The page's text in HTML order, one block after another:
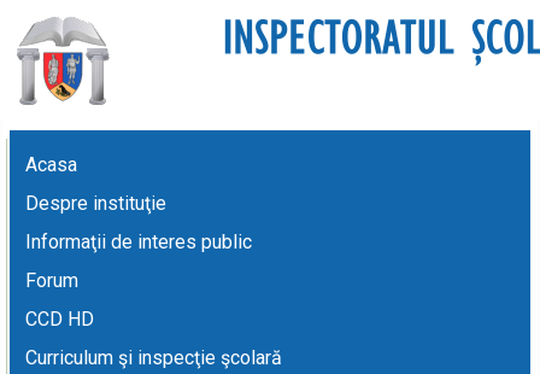
Acasa
Despre instituţie
Informaţii de interes public
Forum
CCD HD
Curriculum şi inspecţie şcolară